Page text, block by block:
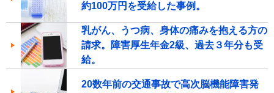
約100万円を受給した事例。
乳がん、うつ病、身体の痛みを抱える方の
請求。障害厚生年金2級、過去３年分も受
給。
20数年前の交通事故で高次脳機能障害発